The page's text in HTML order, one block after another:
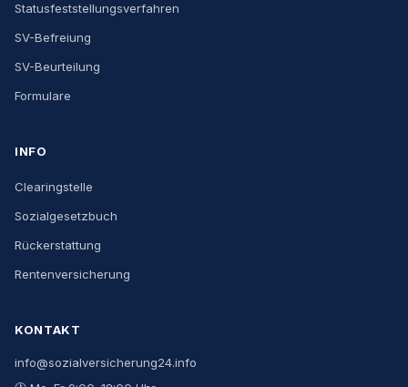
Statusfeststellungsverfahren
SV-Befreiung
SV-Beurteilung
Formulare
INFO
Clearingstelle
Sozialgesetzbuch
Rückerstattung
Rentenversicherung
KONTAKT
info@sozialversicherung24.info